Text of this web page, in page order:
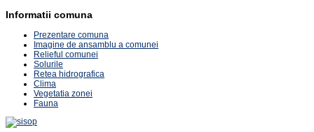
Informatii comuna
Prezentare comuna
Imagine de ansamblu a comunei
Relieful comunei
Solurile
Retea hidrografica
Clima
Vegetatia zonei
Fauna